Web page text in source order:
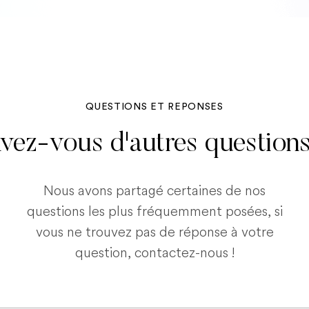
QUESTIONS ET REPONSES
vous d'autres
Nous avons partagé certaines de nos
questions les plus fréquemment posées, si
vous ne trouvez pas de réponse à votre
question, contactez-nous !